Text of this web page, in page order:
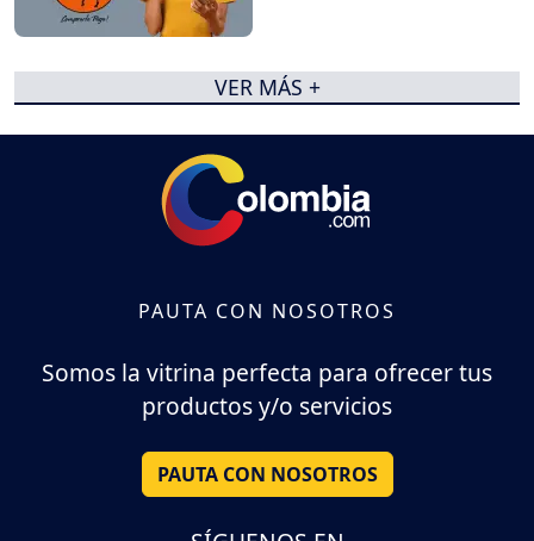
VER MÁS +
PAUTA CON NOSOTROS
Somos la vitrina perfecta para ofrecer tus
productos y/o servicios
PAUTA CON NOSOTROS